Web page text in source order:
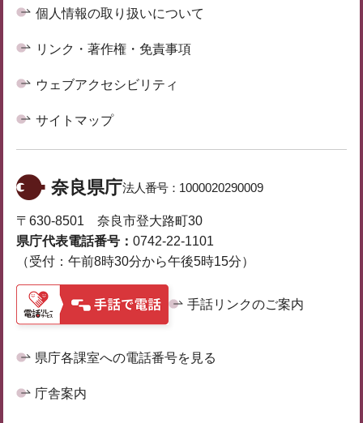
個人情報の取り扱いについて
リンク・著作権・免責事項
ウェブアクセシビリティ
サイトマップ
奈良県庁法人番号： 1000020290009
〒630-8501 奈良市登大路町30
県庁代表電話番号： 0742-22-1101
（受付：午前8時30分から午後5時15分）
手話リンクのご案内
県庁各課室への電話番号を見る
庁舎案内